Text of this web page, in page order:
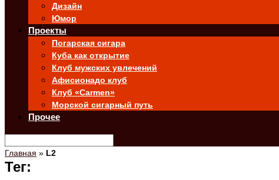
Дизайн
Юмор
Проекты
Погарская сигара
Куба как открытие
Клуб мужских увлечений
Афисионадо клуб
Клуб «Carmen»
Морской сигарный путь
Прочее
Главная » L2
Тег: